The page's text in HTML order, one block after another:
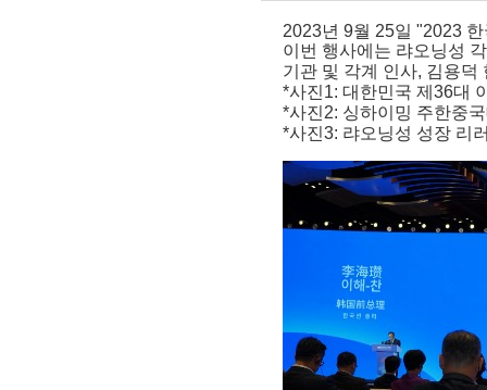
2023년 9월 25일 "2023
이번 행사에는 랴오닝성
기관 및 각계 인사, 김용
*사진1: 대한민국 제36대
*사진2: 싱하이밍 주한중
*사진3: 랴오닝성 성장 리